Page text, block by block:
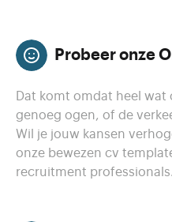
Probeer onze
Dat komt omdat heel wat
genoeg ogen, of de
Wil je jouw kansen
onze bewezen cv
recruitment professionals.